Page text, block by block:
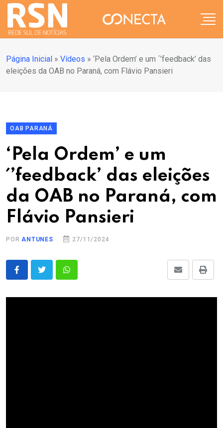
Página Inicial » Vídeos » ‘Pela Ordem’ e um ´’feedback’ das
eleições da OAB no Paraná, com Flávio Pansieri
OAB PARANÁ
‘Pela Ordem’ e um
´’feedback’ das eleições
da OAB no Paraná, com
Flávio Pansieri
PORANTUNES 27/11/2024